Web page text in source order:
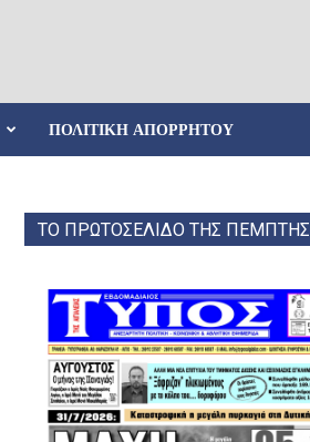
ΠΟΛΙΤΙΚΉ ΑΠΟΡΡΉΤΟΥ
ΤΟ ΠΡΩΤΟΣΕΛΙΔΟ ΤΗΣ ΠΕΜΠΤΗΣ